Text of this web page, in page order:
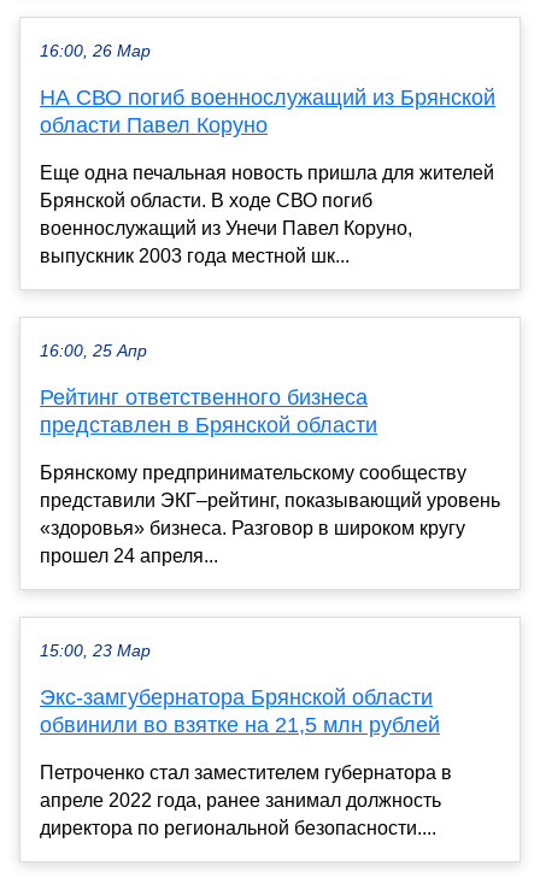
16:00, 26 Мар
НА СВО погиб военнослужащий из Брянской
области Павел Коруно
Еще одна печальная новость пришла для жителей
Брянской области. В ходе СВО погиб
военнослужащий из Унечи Павел Коруно,
выпускник 2003 года местной шк...
16:00, 25 Апр
Рейтинг ответственного бизнеса
представлен в Брянской области
Брянскому предпринимательскому сообществу
представили ЭКГ–рейтинг, показывающий уровень
«здоровья» бизнеса. Разговор в широком кругу
прошел 24 апреля...
15:00, 23 Мар
Экс-замгубернатора Брянской области
обвинили во взятке на 21,5 млн рублей
Петроченко стал заместителем губернатора в
апреле 2022 года, ранее занимал должность
директора по региональной безопасности....